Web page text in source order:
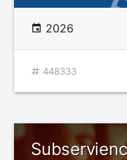
2026
448333